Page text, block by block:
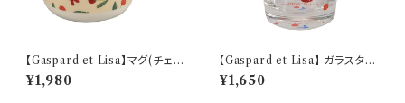
【Gaspard et Lisa】マグ(チェリ
ー)【チェリー】
¥1,980
【Gaspard et Lisa】 ガラスタン
ブラー(リボン)【チェリー】
¥1,650